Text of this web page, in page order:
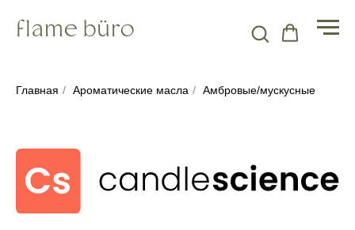
Главная / Ароматические масла / Амбровые/мускусные